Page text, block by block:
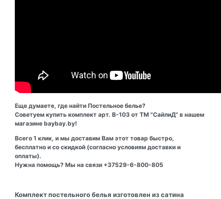
Еще думаете, где найти Постельное белье?
Советуем купить комплект арт. В-103 от ТМ "СайлиД" в нашем
магазине baybay.by!
Всего 1 клик, и мы доставим Вам этот товар быстро,
бесплатно и со скидкой (согласно условиям доставки и
оплаты).
Нужна помощь? Мы на связи +37529-6-800-805
Комплект постельного белья изготовлен из сатина